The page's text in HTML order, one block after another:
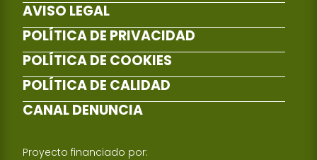
AVISO LEGAL
POLÍTICA DE PRIVACIDAD
POLÍTICA DE COOKIES
POLÍTICA DE CALIDAD
CANAL DENUNCIA
Proyecto financiado por: